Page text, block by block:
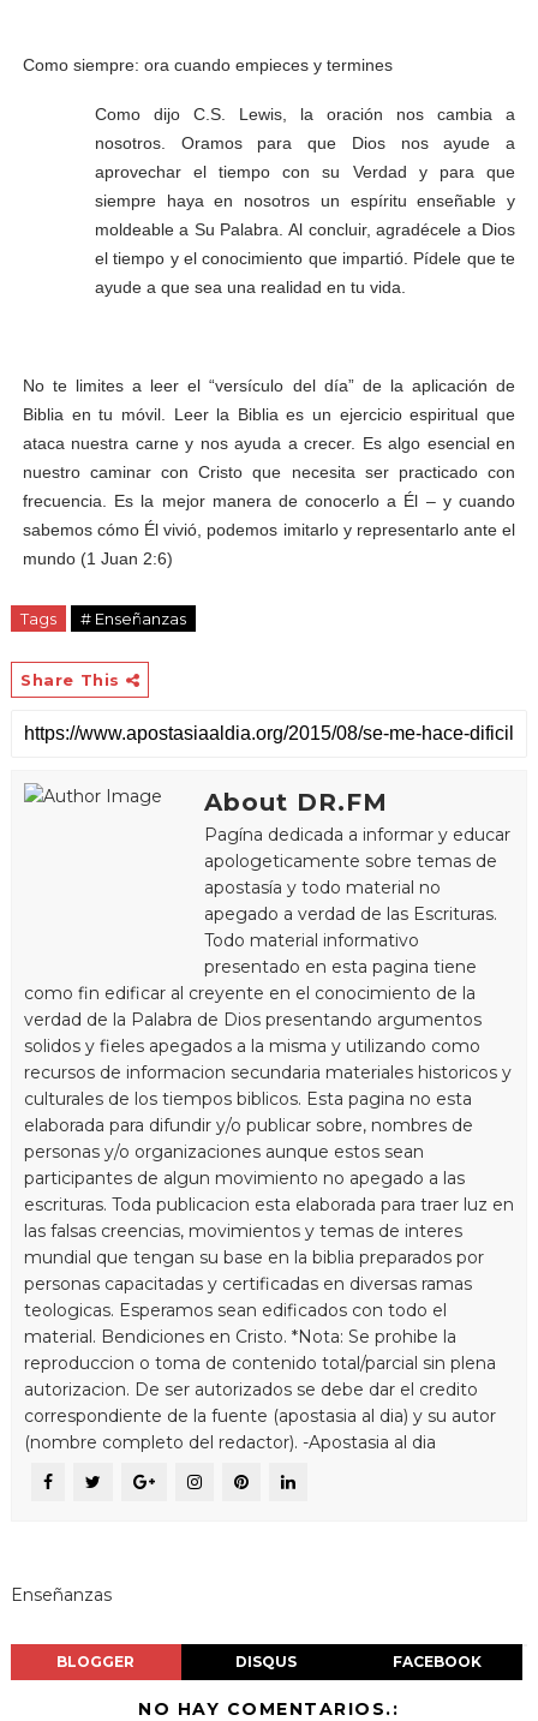
Como siempre: ora cuando empieces y termines
Como dijo C.S. Lewis, la oración nos cambia a
nosotros. Oramos para que Dios nos ayude a
aprovechar el tiempo con su Verdad y para que
siempre haya en nosotros un espíritu enseñable y
moldeable a Su Palabra. Al concluir, agradécele a Dios
el tiempo y el conocimiento que impartió. Pídele que te
ayude a que sea una realidad en tu vida.
No te limites a leer el “versículo del día” de la aplicación de
Biblia en tu móvil. Leer la Biblia es un ejercicio espiritual que
ataca nuestra carne y nos ayuda a crecer. Es algo esencial en
nuestro caminar con Cristo que necesita ser practicado con
frecuencia. Es la mejor manera de conocerlo a Él – y cuando
sabemos cómo Él vivió, podemos imitarlo y representarlo ante el
mundo (1 Juan 2:6)
Tags # Enseñanzas
Share This
About DR.FM
Pagína dedicada a informar y educar
apologeticamente sobre temas de
apostasía y todo material no
apegado a verdad de las Escrituras.
Todo material informativo
presentado en esta pagina tiene
como fin edificar al creyente en el conocimiento de la
verdad de la Palabra de Dios presentando argumentos
solidos y fieles apegados a la misma y utilizando como
recursos de informacion secundaria materiales historicos y
culturales de los tiempos biblicos. Esta pagina no esta
elaborada para difundir y/o publicar sobre, nombres de
personas y/o organizaciones aunque estos sean
participantes de algun movimiento no apegado a las
escrituras. Toda publicacion esta elaborada para traer luz en
las falsas creencias, movimientos y temas de interes
mundial que tengan su base en la biblia preparados por
personas capacitadas y certificadas en diversas ramas
teologicas. Esperamos sean edificados con todo el
material. Bendiciones en Cristo. *Nota: Se prohibe la
reproduccion o toma de contenido total/parcial sin plena
autorizacion. De ser autorizados se debe dar el credito
correspondiente de la fuente (apostasia al dia) y su autor
(nombre completo del redactor). -Apostasia al dia
Enseñanzas
BLOGGER DISQUS FACEBOOK
NO HAY COMENTARIOS.: